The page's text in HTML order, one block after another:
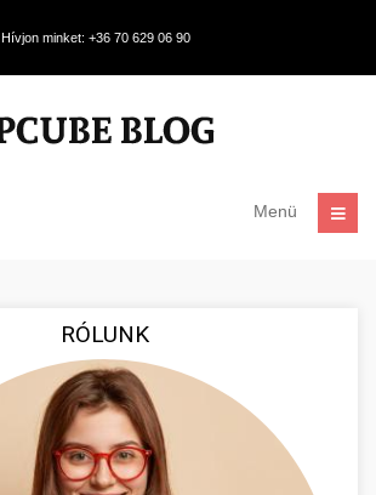
Hívjon minket: +36 70 629 06 90
Menü
RÓLUNK